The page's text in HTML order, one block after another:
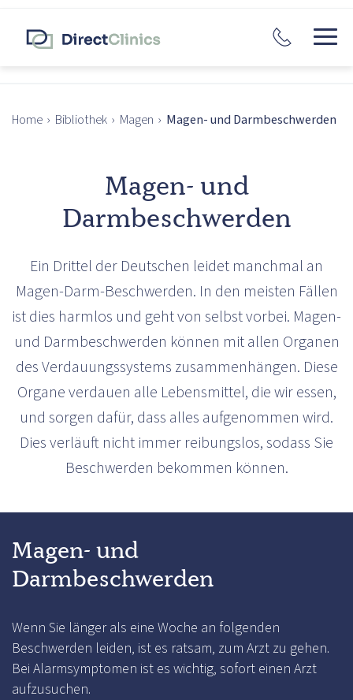
Home › Bibliothek › Magen › Magen- und Darmbeschwerden
Magen- und
Darmbeschwerden
Ein Drittel der Deutschen leidet manchmal an
Magen-Darm-Beschwerden. In den meisten Fällen
ist dies harmlos und geht von selbst vorbei. Magen-
und Darmbeschwerden können mit allen Organen
des Verdauungssystems zusammenhängen. Diese
Organe verdauen alle Lebensmittel, die wir essen,
und sorgen dafür, dass alles aufgenommen wird.
Dies verläuft nicht immer reibungslos, sodass Sie
Beschwerden bekommen können.
Magen- und
Darmbeschwerden
Wenn Sie länger als eine Woche an folgenden
Beschwerden leiden, ist es ratsam, zum Arzt zu gehen.
Bei Alarmsymptomen ist es wichtig, sofort einen Arzt
aufzusuchen.